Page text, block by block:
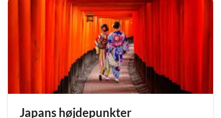
Japans højdepunkter